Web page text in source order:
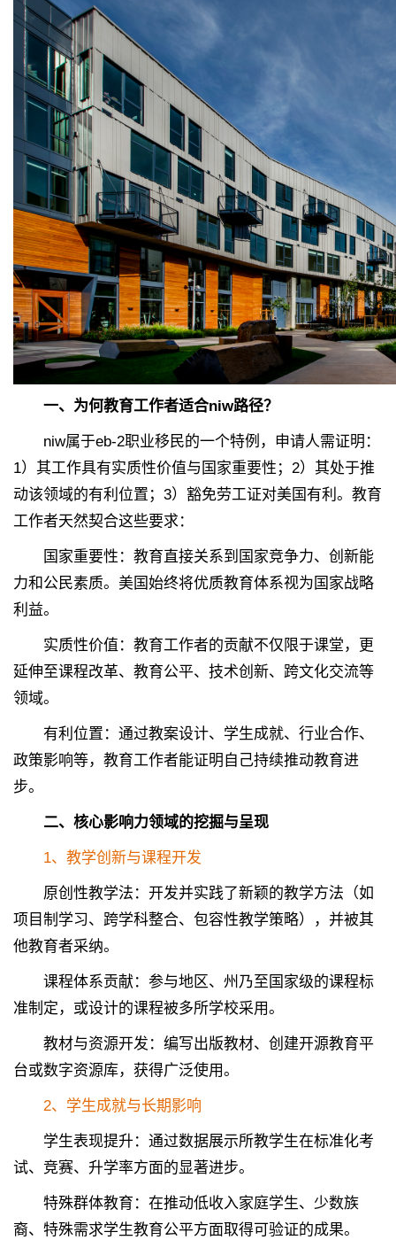
一、为何教育工作者适合niw路径？
niw属于eb-2职业移民的一个特例，申请人需证明：
1）其工作具有实质性价值与国家重要性；2）其处于推
动该领域的有利位置；3）豁免劳工证对美国有利。教育
工作者天然契合这些要求：
国家重要性：教育直接关系到国家竞争力、创新能
力和公民素质。美国始终将优质教育体系视为国家战略
利益。
实质性价值：教育工作者的贡献不仅限于课堂，更
延伸至课程改革、教育公平、技术创新、跨文化交流等
领域。
有利位置：通过教案设计、学生成就、行业合作、
政策影响等，教育工作者能证明自己持续推动教育进
步。
二、核心影响力领域的挖掘与呈现
1、教学创新与课程开发
原创性教学法：开发并实践了新颖的教学方法（如
项目制学习、跨学科整合、包容性教学策略），并被其
他教育者采纳。
课程体系贡献：参与地区、州乃至国家级的课程标
准制定，或设计的课程被多所学校采用。
教材与资源开发：编写出版教材、创建开源教育平
台或数字资源库，获得广泛使用。
2、学生成就与长期影响
学生表现提升：通过数据展示所教学生在标准化考
试、竞赛、升学率方面的显著进步。
特殊群体教育：在推动低收入家庭学生、少数族
裔、特殊需求学生教育公平方面取得可验证的成果。